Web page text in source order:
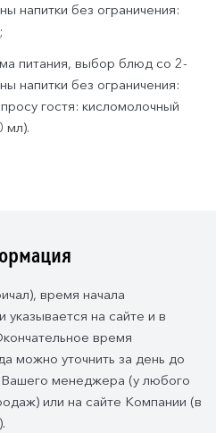
напитки без ограничения:
питания, выбор блюд со 2-
напитки без ограничения:
гостя: кисломолочный
мл).
палу
умолчанию.
стола. Включены напитки
сок, чай, кофе. В рейсах до
в день прибытия
питания, выбор блюд со 2-
напитки без ограничения:
время начала
указывается на сайте и в
время
можно уточнить за день до
Вашего менеджера (у любого
или на сайте Компании (в